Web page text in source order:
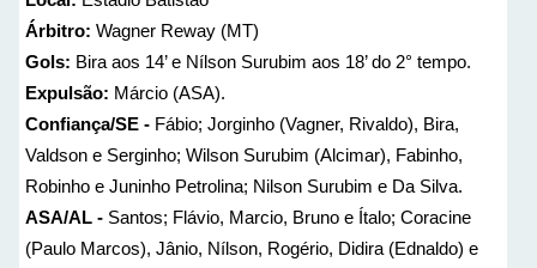
Árbitro: Wagner Reway (MT)
Gols: Bira aos 14’ e Nílson Surubim aos 18’ do 2° tempo.
Expulsão: Márcio (ASA).
Confiança/SE - Fábio; Jorginho (Vagner, Rivaldo), Bira,
Valdson e Serginho; Wilson Surubim (Alcimar), Fabinho,
Robinho e Juninho Petrolina; Nilson Surubim e Da Silva.
ASA/AL - Santos; Flávio, Marcio, Bruno e Ítalo; Coracine
(Paulo Marcos), Jânio, Nílson, Rogério, Didira (Ednaldo) e